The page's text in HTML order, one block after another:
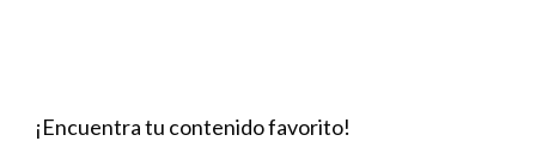
¡Encuentra tu contenido favorito!